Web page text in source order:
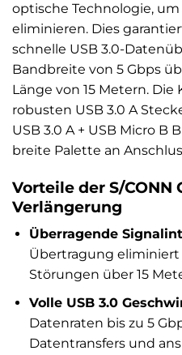
optische Technologie,
eliminieren. Dies
schnelle USB 3.0-
Bandbreite von 5 Gbps
Länge von 15 Metern.
robusten USB 3.0 A
USB 3.0 A + USB Micro
breite Palette an
Vorteile der S/CONN
Verlängerung
Überragende
Übertragung eliminiert
Störungen über 15
Volle USB 3.0
Datenraten bis zu 5
Datentransfers und